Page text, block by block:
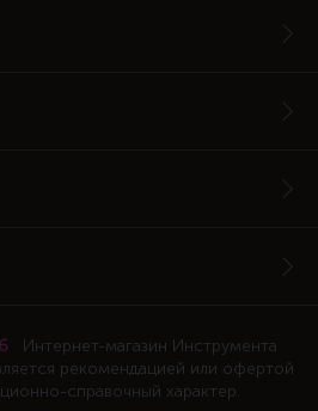
Интернет-магазин Инструмента
рекомендацией или офертой
справочный характер.